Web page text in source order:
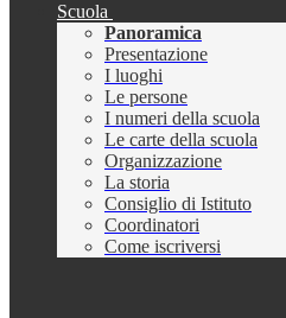
Scuola
Panoramica
Presentazione
I luoghi
Le persone
I numeri della scuola
Le carte della scuola
Organizzazione
La storia
Consiglio di Istituto
Coordinatori
Come iscriversi